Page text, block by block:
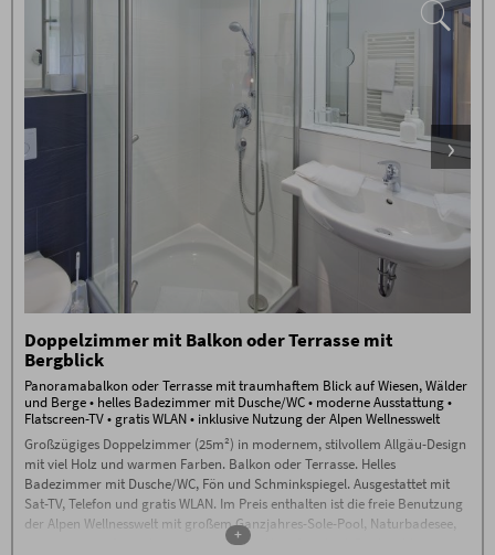
nachmittags Bauernbuffet
gratis WLAN im gesamten Haus
Nutzung der 1500 m² Alpen
Wellnesswelt* mit beheiztem Außen-
Sole-Pool, großem Natur-Badesee,
Allgäuer Sauna Alpe, Steinbad,
Allgäuer Flachsbad, Backstüble,
Mühlraddusche, Wellness-
mit Wasserbetten sowie der grünen
Garten-Oase
Fitnessraum mit neuesten Geräten
täglich Oberstdorfer Steinewasser,
Wellnessbar
hochklassiges Gästeprogramm mit
gemeinsamer Wanderung, Live-
Musik, Feuerabend (je nach
Wochentag)
Buchungsbedingungen
Es gelten dieBuchungsbedingungen(PDF) des
Hotel Oberstdorf, Reute 20, D-87561 Oberstdorf.
Doppelzimmer mit Balkon oder Terrasse mit
Bergblick
Panoramabalkon oder Terrasse mit traumhaftem Blick auf Wiesen, Wälder
und Berge • helles Badezimmer mit Dusche/WC • moderne Ausstattung •
Flatscreen-TV • gratis WLAN • inklusive Nutzung der Alpen Wellnesswelt
Großzügiges Doppelzimmer (25m²) in modernem, stilvollem Allgäu-Design
mit viel Holz und warmen Farben. Balkon oder Terrasse. Helles
Badezimmer mit Dusche/WC, Fön und Schminkspiegel. Ausgestattet mit
Sat-TV, Telefon und gratis WLAN. Im Preis enthalten ist die freie Benutzung
der Alpen Wellnesswelt mit großem Ganzjahres-Sole-Pool, Naturbadesee,
einzigartigem Saunabereich mit Sauna-Alpe, Steinbad, Backstüble,
+